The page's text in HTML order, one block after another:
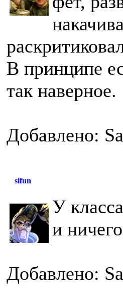
В принципе
так наверное.
Добавлено:
sifun
У
и
Добавлено: